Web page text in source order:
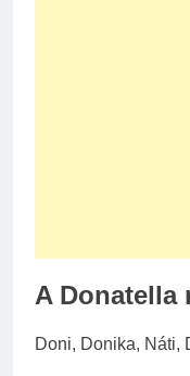
A Donatella
Doni, Donika, Náti,